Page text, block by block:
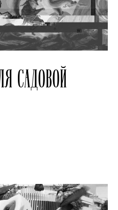
САДОВОЙ